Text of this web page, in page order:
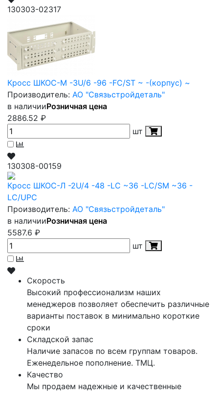
130303-02317
Кросс ШКОС-М -3U/6 -96 -FC/ST ~ -(корпус) ~
Производитель: АО "Связьстройдеталь"
в наличииРозничная цена
2886.52 ₽
шт
130308-00159
Кросс ШКОС-Л -2U/4 -48 -LC ~36 -LC/SM ~36 -
LC/UPC
Производитель: АО "Связьстройдеталь"
в наличииРозничная цена
5587.6 ₽
шт
Скорость
Высокий профессионализм наших
менеджеров позволяет обеспечить различные
варианты поставок в минимально короткие
сроки
Складской запас
Наличие запасов по всем группам товаров.
Еженедельное пополнение. ТМЦ.
Качество
Мы продаем надежные и качественные